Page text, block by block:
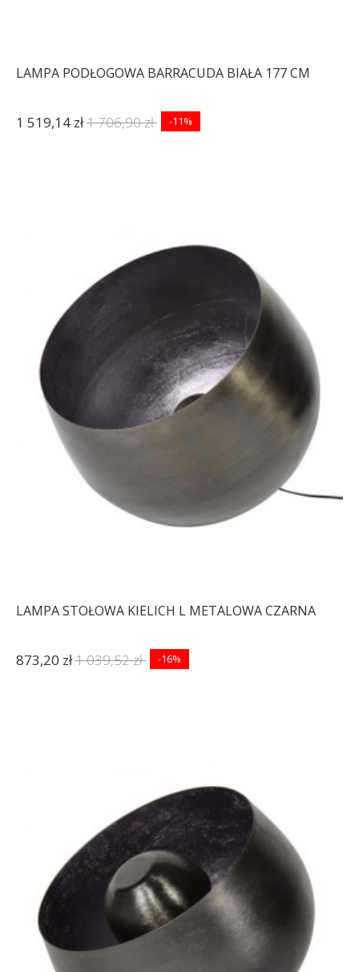
LAMPA PODŁOGOWA BARRACUDA BIAŁA 177 CM
1 519,14 zł1 706,90 zł -11%
LAMPA STOŁOWA KIELICH L METALOWA CZARNA
873,20 zł1 039,52 zł -16%